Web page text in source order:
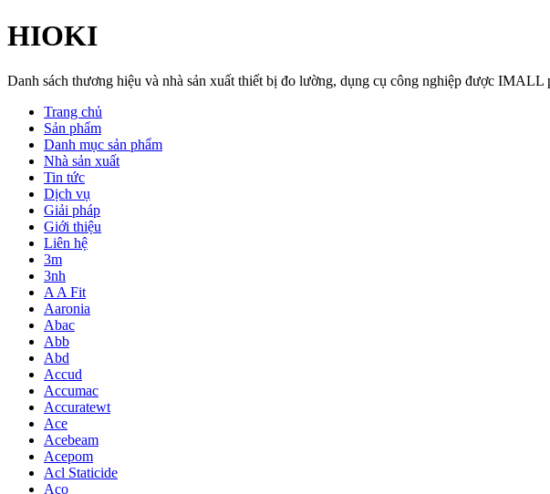
HIOKI
Danh sách thương hiệu và nhà sản xuất thiết bị đo lường, dụng cụ công nghiệp được IMALL
Trang chủ
Sản phẩm
Danh mục sản phẩm
Nhà sản xuất
Tin tức
Dịch vụ
Giải pháp
Giới thiệu
Liên hệ
3m
3nh
A A Fit
Aaronia
Abac
Abb
Abd
Accud
Accumac
Accuratewt
Ace
Acebeam
Acepom
Acl Staticide
Aco